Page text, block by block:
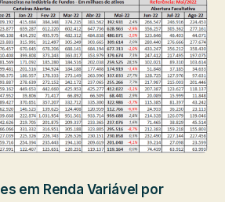
em Renda Variável por